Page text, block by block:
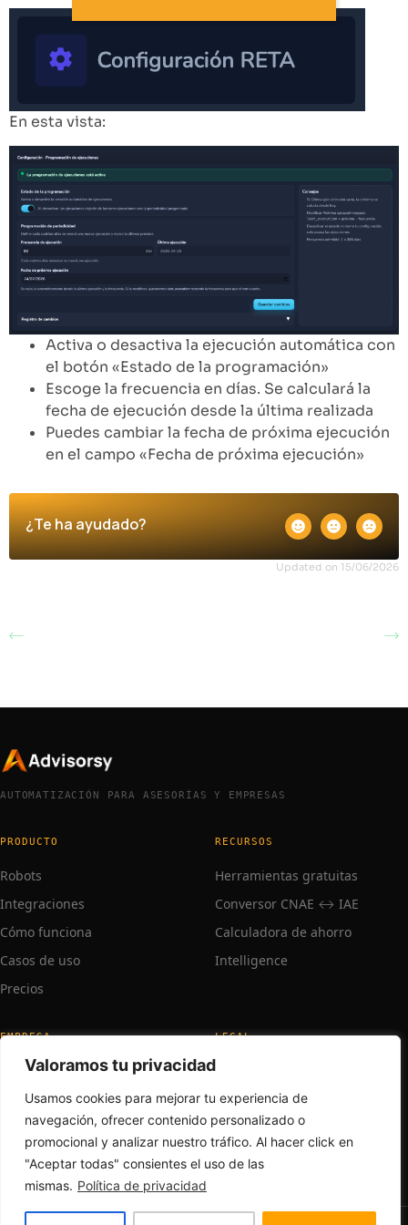
Valoramos tu privacidad
Usamos cookies para mejorar tu experiencia de
navegación, ofrecer contenido personalizado o
promocional y analizar nuestro tráfico. Al hacer click en
"Aceptar todas" consientes el uso de las
mismas. Política de privacidad
En esta vista:
Activa o desactiva la ejecución automática con
el botón «Estado de la programación»
Escoge la frecuencia en días. Se calculará la
fecha de ejecución desde la última realizada
Puedes cambiar la fecha de próxima ejecución
en el campo «Fecha de próxima ejecución»
¿Te ha ayudado?
Updated on 15/06/2026
AUTOMATIZACIÓN PARA ASESORÍAS Y EMPRESAS
PRODUCTO
Robots
Integraciones
Cómo funciona
Casos de uso
Precios
RECURSOS
Herramientas gratuitas
Conversor CNAE ↔ IAE
Calculadora de ahorro
Intelligence
EMPRESA
Sobre nosotros
Trabaja con nosotros
Contacto
Soporte
LEGAL
Aviso legal
Privacidad